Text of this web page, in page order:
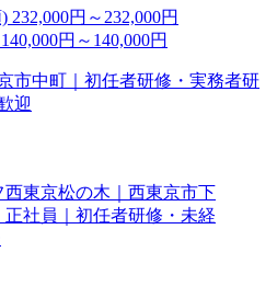
232,000円～232,000円
円～140,000円
市中町｜初任者研修・実務者研
迎